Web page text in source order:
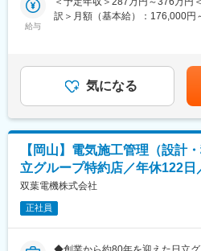
研修に非常に力を入れており、
研修1か月→事務研修1か月→営業
■キャリアパス：メンバー→主
があります。社員の自律性を重
営業所長を目指せ、年齢社歴関
に応じて年収UPが可能です。
■組織風土：昭和44年創業と歴史
く活躍しています。財務状況は
に関わってほしいという文化が
割は社員持ち株制で社員が持って
変更の範囲：会社の定める業務
・商品の受注・発注・納品対応
・見積書や提案資料等の作成
・事務スタッフやメーカー担当
作業服で現場へ。塗料の配達な
います！
・日々の業務を効率的に進め、
・資格取得費用は全額会社が負担
■扱うサービス
主に工業用塗料や関連資材など
給与
訳＞月額（基本給）：176,000円
であり、選考を通じて上下する
定手当を含めた表記です。
気になる
【岡山】電気施工管理（設計
立グループ特約店／年休122日
双葉電機株式会社
正社員